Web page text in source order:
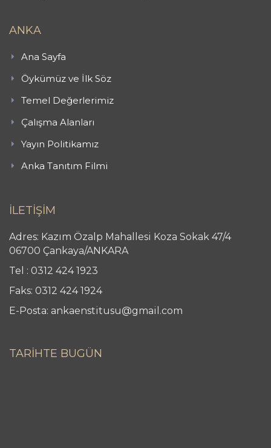
ANKA
Ana Sayfa
Öykümüz ve İlk Söz
Temel Değerlerimiz
Çalışma Alanları
Yayın Politikamız
Anka Tanıtım Filmi
İLETİŞİM
Adres: Kazım Özalp Mahallesi Koza Sokak 47/4
06700 Çankaya/ANKARA
Tel : 0312 424 1923
Faks: 0312 424 1924
E-Posta: ankaenstitusu@gmail.com
TARİHTE BUGÜN